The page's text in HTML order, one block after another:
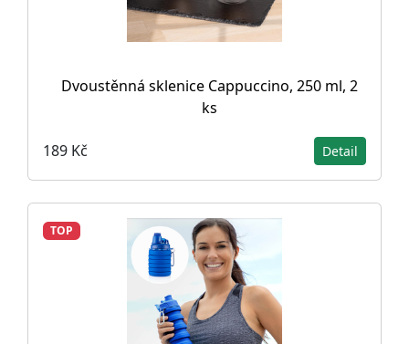
Dvoustěnná sklenice Cappuccino, 250 ml, 2
ks
189 Kč Detail
TOP